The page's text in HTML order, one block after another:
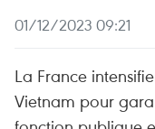
01/12/2023 09:21
La France
Vietnam pour